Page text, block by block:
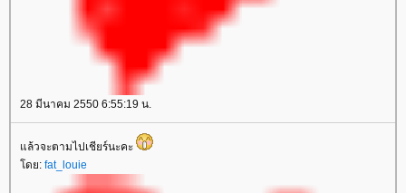
28 มีนาคม 2550 6:55:19 น.
ล้วจะตามไปเชียร์นะคะ
ดย: fat_louie